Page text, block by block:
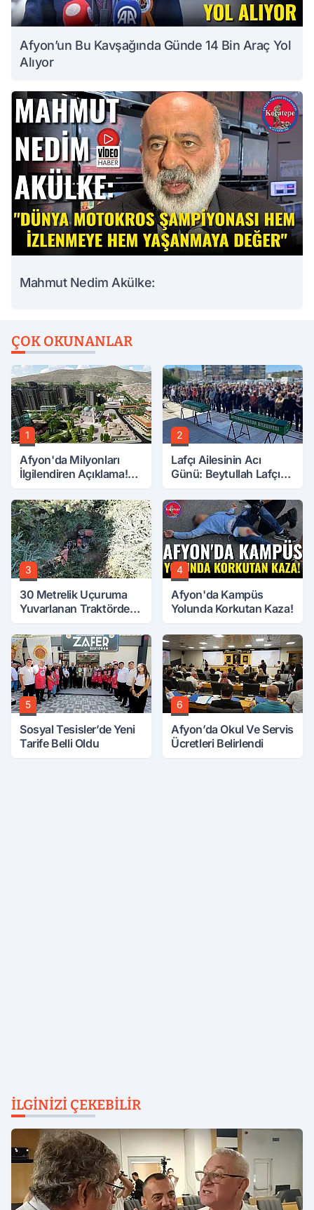
Afyon’un Bu Kavşağında Günde 14 Bin Araç Yol
Alıyor
Mahmut Nedim Akülke:
ÇOK OKUNANLAR
1
Afyon'da Milyonları
İlgilendiren Açıklama!
2
Lafçı Ailesinin Acı
Günü: Beytullah Lafçı
3
30 Metrelik Uçuruma
Yuvarlanan Traktörden
4
Afyon'da Kampüs
Yolunda Korkutan Kaza!
5
Sosyal Tesisler’de Yeni
Tarife Belli Oldu
6
Afyon’da Okul Ve Servis
Ücretleri Belirlendi
İLGINIZI ÇEKEBILIR